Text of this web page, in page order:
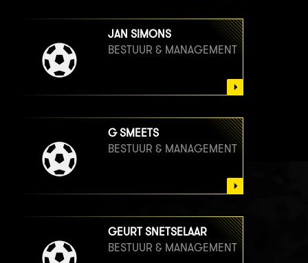
JAN SIMONS
BESTUUR & MANAGEMENT
G SMEETS
BESTUUR & MANAGEMENT
GEURT SNETSELAAR
BESTUUR & MANAGEMENT